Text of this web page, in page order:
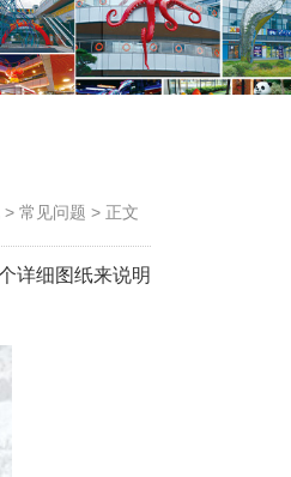
> 常见问题 > 正文
详细图纸来说明